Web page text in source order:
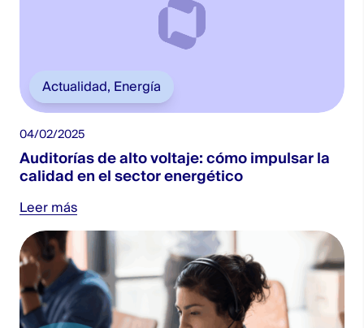
Actualidad, Energía
04/02/2025
Auditorías de alto voltaje: cómo impulsar la
calidad en el sector energético
Leer más